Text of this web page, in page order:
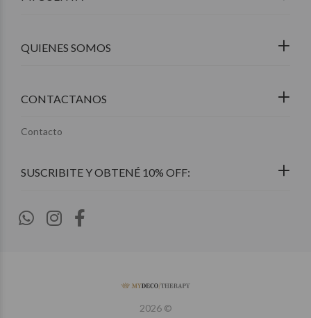
QUIENES SOMOS
CONTACTANOS
Contacto
2026 ©